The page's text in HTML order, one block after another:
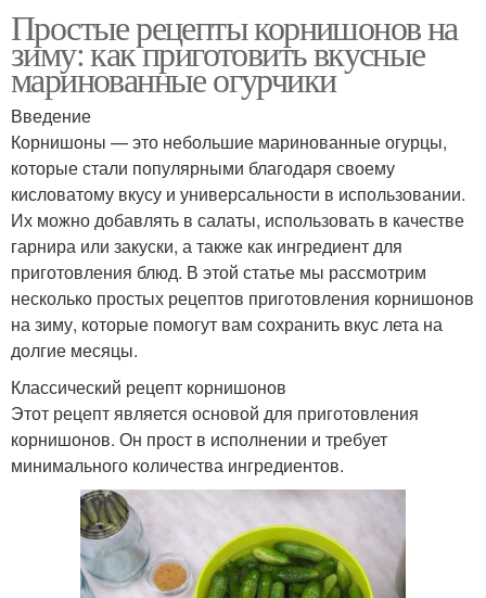
Простые рецепты корнишонов на
зиму: как приготовить вкусные
маринованные огурчики
Введение
Корнишоны — это небольшие маринованные огурцы,
которые стали популярными благодаря своему
кисловатому вкусу и универсальности в использовании.
Их можно добавлять в салаты, использовать в качестве
гарнира или закуски, а также как ингредиент для
приготовления блюд. В этой статье мы рассмотрим
несколько простых рецептов приготовления корнишонов
на зиму, которые помогут вам сохранить вкус лета на
долгие месяцы.
Классический рецепт корнишонов
Этот рецепт является основой для приготовления
корнишонов. Он прост в исполнении и требует
минимального количества ингредиентов.